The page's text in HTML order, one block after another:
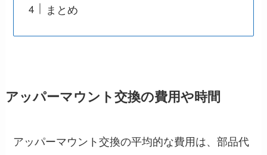
まとめ
アッパーマウント交換の費用や時間
アッパーマウント交換の平均的な費用は、部品代